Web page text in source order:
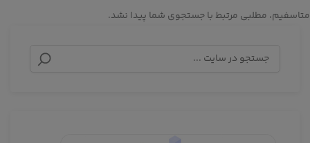
متاسفیم، مطلبی مرتبط با جستجوی شما پیدا نشد.